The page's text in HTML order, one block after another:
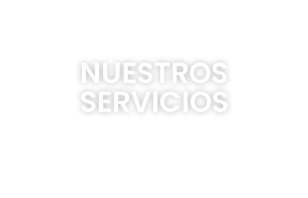
NUESTROS
SERVICIOS